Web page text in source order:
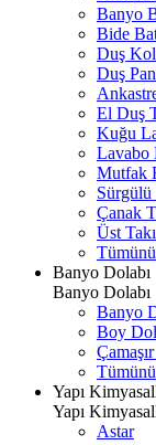
Banyo
Bide
Duş
Duş
El Duş
Kuğu
Lavabo
Mutfak
Sürgülü
Çanak
Üst
Banyo Dolabı
Banyo Dolabı
Banyo
Boy
Yapı
Yapı
Astar